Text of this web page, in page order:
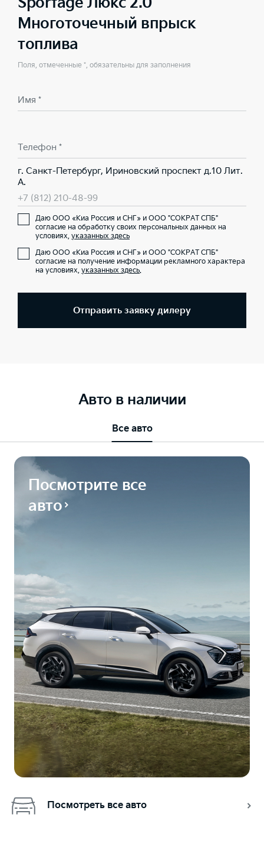
Многоточечный впрыск
топлива
Поля, отмеченные *, обязательны для заполнения
Имя *
Телефон *
г. Санкт-Петербург, Ириновский проспект д.10 Лит.
А.
+7 (812) 210-48-99
Даю ООО «Киа Россия и СНГ» и ООО "СОКРАТ СПБ"
согласие на обработку своих персональных данных на
условиях, указанных здесь
Даю ООО «Киа Россия и СНГ» и ООО "СОКРАТ СПБ"
согласие на получение информации рекламного характера
на условиях, указанных здесь.
Отправить заявку дилеру
Авто в наличии
Все авто
Посмотрите все
авто
Посмотреть все авто